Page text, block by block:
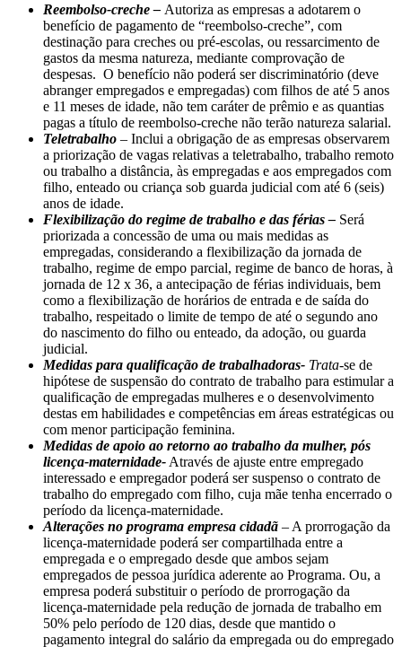
Reembolso-creche – Autoriza as empresas a adotarem o
benefício de pagamento de “reembolso-creche”, com
destinação para creches ou pré-escolas, ou ressarcimento de
gastos da mesma natureza, mediante comprovação de
despesas. O benefício não poderá ser discriminatório (deve
abranger empregados e empregadas) com filhos de até 5 anos
e 11 meses de idade, não tem caráter de prêmio e as quantias
pagas a título de reembolso-creche não terão natureza salarial.
Teletrabalho – Inclui a obrigação de as empresas observarem
a priorização de vagas relativas a teletrabalho, trabalho remoto
ou trabalho a distância, às empregadas e aos empregados com
filho, enteado ou criança sob guarda judicial com até 6 (seis)
anos de idade.
Flexibilização do regime de trabalho e das férias – Será
priorizada a concessão de uma ou mais medidas as
empregadas, considerando a flexibilização da jornada de
trabalho, regime de empo parcial, regime de banco de horas, à
jornada de 12 x 36, a antecipação de férias individuais, bem
como a flexibilização de horários de entrada e de saída do
trabalho, respeitado o limite de tempo de até o segundo ano
do nascimento do filho ou enteado, da adoção, ou guarda
judicial.
Medidas para qualificação de trabalhadoras- Trata-se de
hipótese de suspensão do contrato de trabalho para estimular a
qualificação de empregadas mulheres e o desenvolvimento
destas em habilidades e competências em áreas estratégicas ou
com menor participação feminina.
Medidas de apoio ao retorno ao trabalho da mulher, pós
licença-maternidade- Através de ajuste entre empregado
interessado e empregador poderá ser suspenso o contrato de
trabalho do empregado com filho, cuja mãe tenha encerrado o
período da licença-maternidade.
Alterações no programa empresa cidadã – A prorrogação da
licença-maternidade poderá ser compartilhada entre a
empregada e o empregado desde que ambos sejam
empregados de pessoa jurídica aderente ao Programa. Ou, a
empresa poderá substituir o período de prorrogação da
licença-maternidade pela redução de jornada de trabalho em
50% pelo período de 120 dias, desde que mantido o
pagamento integral do salário da empregada ou do empregado